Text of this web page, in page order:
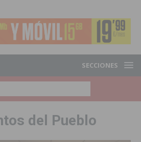
SECCIONES
del Pueblo